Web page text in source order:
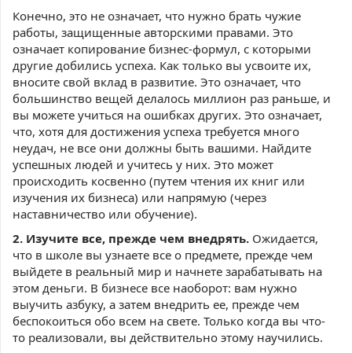
Конечно, это не означает, что нужно брать чужие
работы, защищенные авторскими правами. Это
означает копирование бизнес-формул, с которыми
другие добились успеха. Как только вы усвоите их,
вносите свой вклад в развитие. Это означает, что
большинство вещей делалось миллион раз раньше, и
вы можете учиться на ошибках других. Это означает,
что, хотя для достижения успеха требуется много
неудач, не все они должны быть вашими. Найдите
успешных людей и учитесь у них. Это может
происходить косвенно (путем чтения их книг или
изучения их бизнеса) или напрямую (через
наставничество или обучение).
2. Изучите все, прежде чем внедрять. Ожидается,
что в школе вы узнаете все о предмете, прежде чем
выйдете в реальный мир и начнете зарабатывать на
этом деньги. В бизнесе все наоборот: вам нужно
выучить азбуку, а затем внедрить ее, прежде чем
беспокоиться обо всем на свете. Только когда вы что-
то реализовали, вы действительно этому научились.